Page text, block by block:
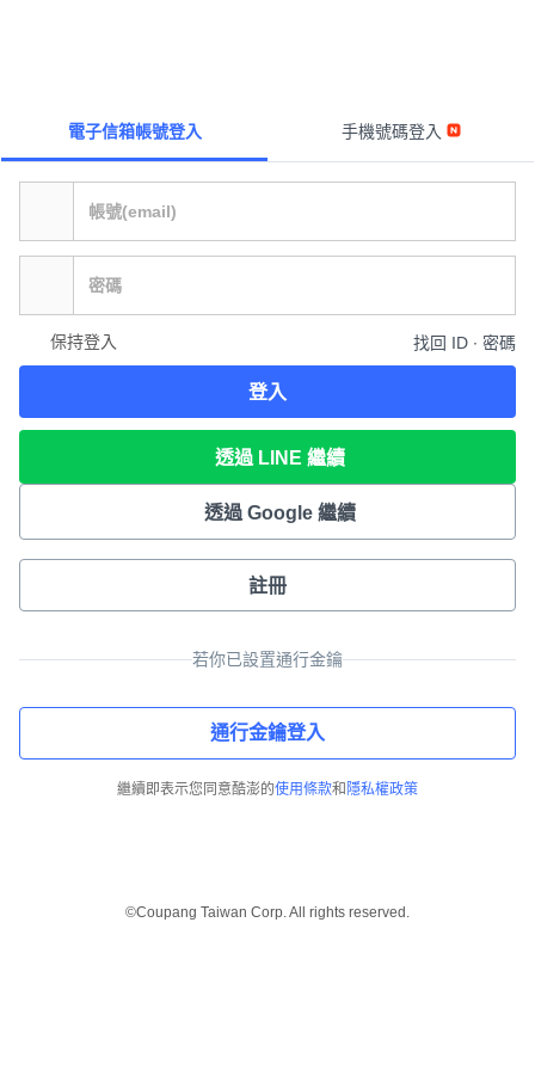
電子信箱帳號登入 手機號碼登入
保持登入 找回 ID ∙ 密碼
登入
透過 LINE 繼續
透過 Google 繼續
註冊
若你已設置通行金鑰
通行金鑰登入
繼續即表示您同意酷澎的使用條款和 隱私權政策
©Coupang Taiwan Corp. All rights reserved.